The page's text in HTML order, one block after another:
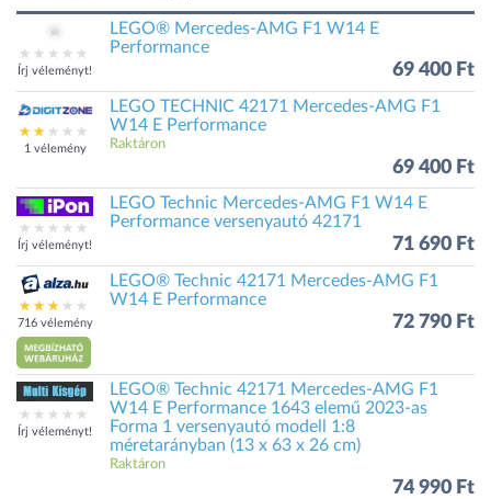
Írj véleményt!
LEGO® Mercedes-AMG F1 W14 E
Performance
69 400 Ft
1 vélemény
LEGO TECHNIC 42171 Mercedes-AMG F1
W14 E Performance
Raktáron
69 400 Ft
Írj véleményt!
LEGO Technic Mercedes-AMG F1 W14 E
Performance versenyautó 42171
71 690 Ft
716 vélemény
LEGO® Technic 42171 Mercedes-AMG F1
W14 E Performance
72 790 Ft
Írj véleményt!
LEGO® Technic 42171 Mercedes-AMG F1
W14 E Performance 1643 elemű 2023-as
Forma 1 versenyautó modell 1:8
méretarányban (13 x 63 x 26 cm)
Raktáron
74 990 Ft